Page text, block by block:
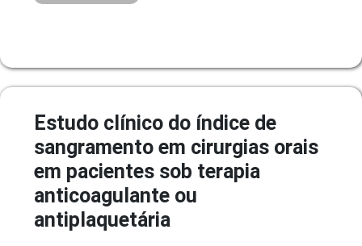
Estudo clínico do índice de
sangramento em cirurgias orais
em pacientes sob terapia
anticoagulante ou
antiplaquetária